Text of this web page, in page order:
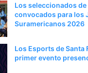
Los seleccionados
convocados para los
Suramericanos 2026
Los Esports de Santa
primer evento